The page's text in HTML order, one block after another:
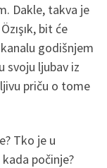
Dakle, takva je
bit će
godišnjem
svoju ljubav iz
priču o tome
Tko je u
počinje?